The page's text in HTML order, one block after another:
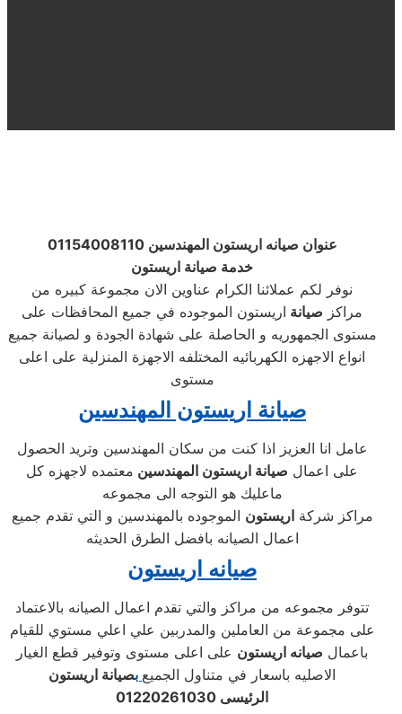
عنوان صيانه اريستون المهندسين 01154008110
خدمة صيانة اريستون
نوفر لكم عملائنا الكرام عناوين الان مجموعة كبيره من
مراكز صيانة اريستون الموجوده في جميع المحافظات على
مستوى الجمهوريه و الحاصلة على شهادة الجودة و لصيانة جميع
انواع الاجهزه الكهربائيه المختلفه الاجهزة المنزلية على اعلى
مستوى
صيانة اريستون المهندسين
عامل انا العزيز اذا كنت من سكان المهندسين وتريد الحصول
على اعمال صيانة اريستون المهندسين معتمده لاجهزه كل
ماعليك هو التوجه الى مجموعه
مراكز شركةاريستون الموجوده بالمهندسين و التي تقدم جميع
اعمال الصيانه بافضل الطرق الحديثه
صيانه اريستون
تتوفر مجموعه من مراكز والتي تقدم اعمال الصيانه بالاعتماد
على مجموعة من العاملين والمدربين علي اعلي مستوي للقيام
باعمال صيانه اريستون على اعلى مستوى وتوفير قطع الغيار
الاصليه باسعار في متناول الجميع بصيانة اريستون
الرئيسى